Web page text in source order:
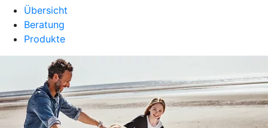
Übersicht
Beratung
Produkte